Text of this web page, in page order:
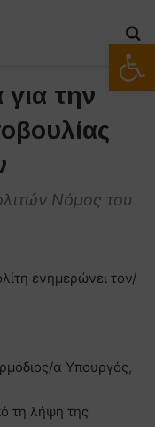
για την
Νόμος του
ενημερώνει τον/
α Υπουργός,
τη λήψη της